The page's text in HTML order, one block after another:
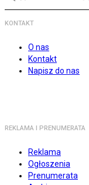
KONTAKT
O nas
Kontakt
Napisz do nas
REKLAMA I PRENUMERATA
Reklama
Ogłoszenia
Prenumerata